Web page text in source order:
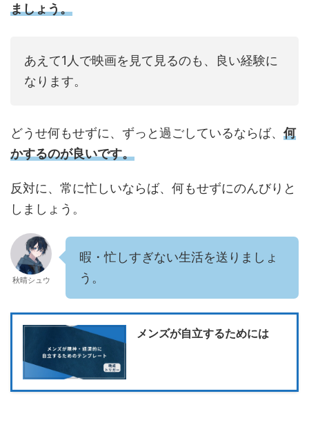
ましょう。
あえて1人で映画を見て見るのも、良い経験に
なります。
どうせ何もせずに、ずっと過ごしているならば、 何
かするのが良いです。
反対に、常に忙しいならば、何もせずにのんびりと
しましょう。
秋晴シュウ
暇・忙しすぎない生活を送りましょ
う。
メンズが自立するためには